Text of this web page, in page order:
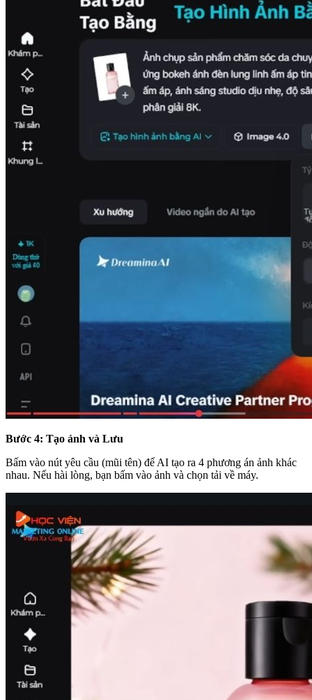
Bước 4: Tạo ảnh và Lưu
Bấm vào nút yêu cầu (mũi tên) để AI tạo ra 4 phương án ảnh khác
nhau. Nếu hài lòng, bạn bấm vào ảnh và chọn tải về máy.